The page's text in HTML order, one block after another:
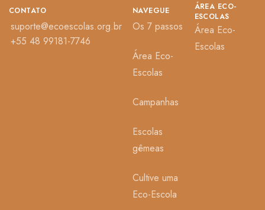
NAVEGUE
Os 7 passos
Área Eco-
Escolas
Campanhas
Escolas
gêmeas
Cultive uma
Eco-Escola
ÁREA ECO-
ESCOLAS
Área Eco-
Escolas
CONTATO
suporte@ecoescolas.org.br
+55 48 99181-7746